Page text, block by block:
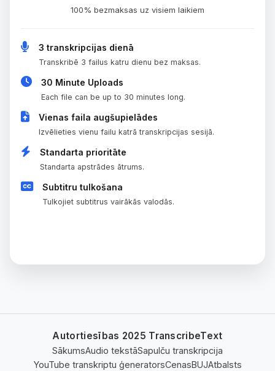
100% bezmaksas uz visiem laikiem
3 transkripcijas dienā
Transkribē 3 failus katru dienu bez maksas.
30 Minute Uploads
Each file can be up to 30 minutes long.
Vienas faila augšupielādes
Izvēlieties vienu failu katrā transkripcijas sesijā.
Standarta prioritāte
Standarta apstrādes ātrums.
Subtitru tulkošana
Tulkojiet subtitrus vairākās valodās.
Autortiesības 2025 TranscribeText
SākumsAudio tekstāSapulču transkripcija
YouTube transkriptu ģeneratorsCenasBUJAtbalsts